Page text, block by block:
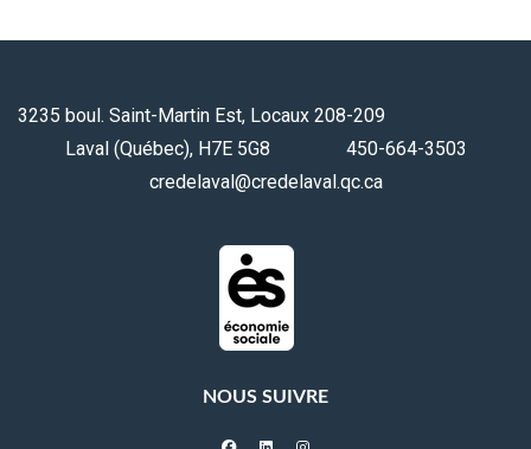
3235 boul. Saint-Martin Est, Locaux 208-209
Laval (Québec), H7E 5G8 450-664-3503
credelaval@credelaval.qc.ca
NOUS SUIVRE
facebooklinkedininstagram